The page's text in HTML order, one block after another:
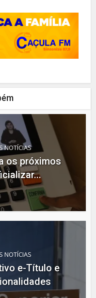
NOTÍCIAS
os próximos
NOTÍCIAS
e-Título e